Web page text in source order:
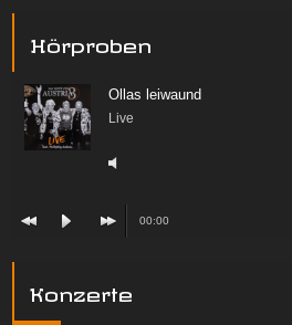
Hörproben
Ollas leiwaund
Live
00:00
Konzerte